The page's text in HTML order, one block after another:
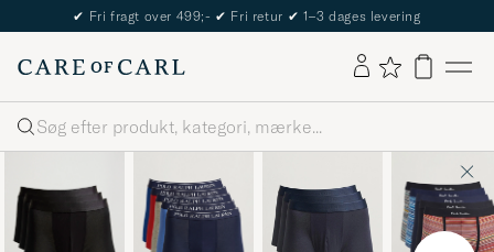
✔ Fri fragt over 499;- ✔ Fri retur ✔ 1–3 dages levering
Søg